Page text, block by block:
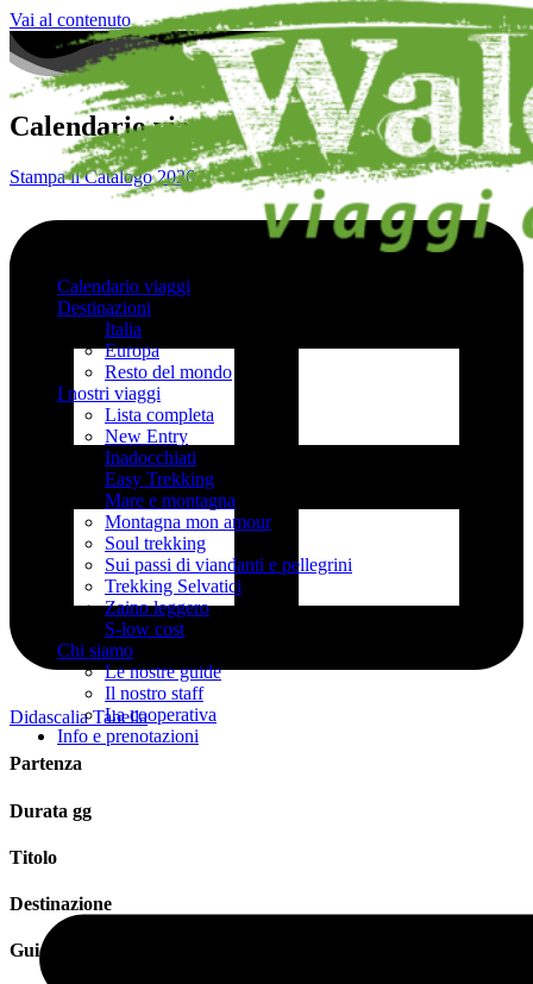
Vai al contenuto
Calendario viaggi
Destinazioni
Italia
Europa
Resto del mondo
I nostri viaggi
Lista completa
New Entry
Inadocchiati
Easy Trekking
Mare e montagna
Montagna mon amour
Soul trekking
Sui passi di viandanti e pellegrini
Trekking Selvatici
Zaino leggero
S-low cost
Chi siamo
Le nostre guide
Il nostro staff
La cooperativa
Info e prenotazioni
Calendario viaggi
Stampa il Catalogo 2026
Didascalia Tabella
Partenza
Durata gg
Titolo
Destinazione
Guida